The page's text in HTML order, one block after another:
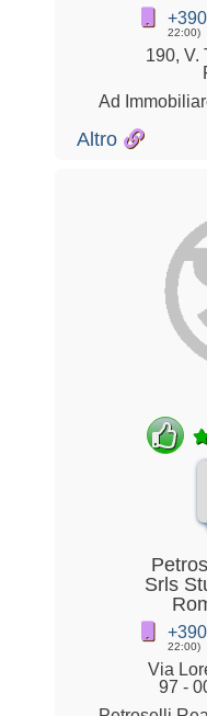
22:00)
190, V.
Ad
Altro
Srls
22:00)
Via
97 -